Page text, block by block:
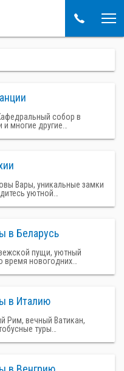
собор в
многие другие…
Вары, уникальные замки
уютной…
в Беларусь
пущи, уютный
время новогодних…
в Италию
Рим, вечный Ватикан,
туры…